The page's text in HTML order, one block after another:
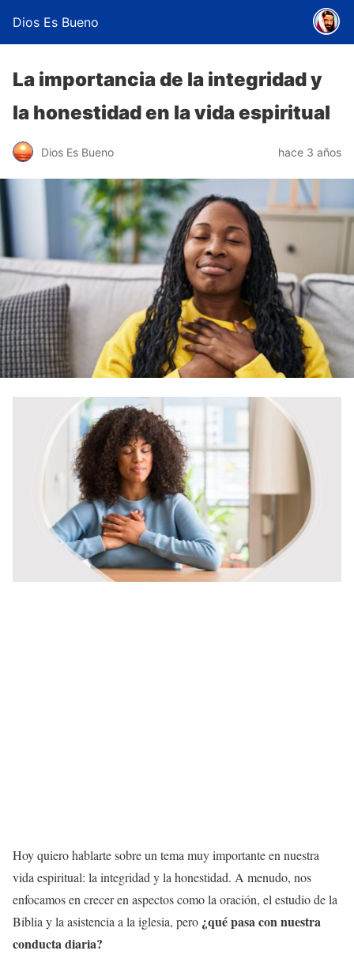
Dios Es Bueno
La importancia de la integridad y
la honestidad en la vida espiritual
Dios Es Bueno hace 3 años
Hoy quiero hablarte sobre un tema muy importante en nuestra
vida espiritual: la integridad y la honestidad. A menudo, nos
enfocamos en crecer en aspectos como la oración, el estudio de la
Biblia y la asistencia a la iglesia, pero ¿qué pasa con nuestra
conducta diaria?